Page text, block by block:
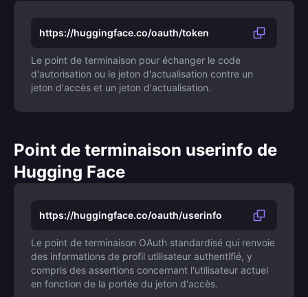
https://huggingface.co/oauth/token
Le point de terminaison pour échanger le code
d'autorisation ou le jeton d'actualisation contre un
jeton d'accès et un jeton d'actualisation.
Point de terminaison userinfo de
Hugging Face
https://huggingface.co/oauth/userinfo
Le point de terminaison OAuth standardisé qui renvoie
des informations de profil utilisateur authentifié, y
compris des assertions concernant l'utilisateur actuel
en fonction de la portée du jeton d'accès.